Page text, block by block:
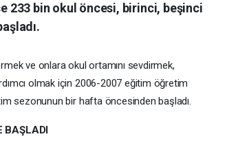
233 bin okul öncesi, birinci, beşinci
ve onlara okul ortamını sevdirmek,
olmak için 2006-2007 eğitim öğretim
sezonunun bir hafta öncesinden başladı.
BAŞLADI